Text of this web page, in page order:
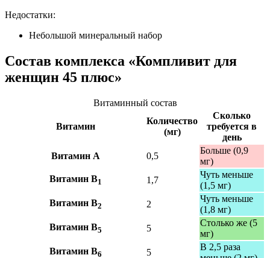
Недостатки:
Небольшой минеральный набор
Состав комплекса «Компливит для
женщин 45 плюс»
Витаминный состав
Витамин
Количество
(мг)
Сколько
требуется в
день
Витамин А
0,5
Больше (0,9
мг)
Витамин B1 1,7
Чуть меньше
(1,5 мг)
Витамин B2 2
Чуть меньше
(1,8 мг)
Витамин B5 5
Столько же (5
мг)
Витамин B6 5
В 2,5 раза